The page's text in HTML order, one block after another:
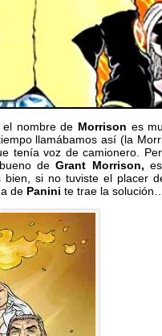
nombre de Morrison es
llamábamos así (la
tenía voz de camionero.
deGrant Morrison,
si no tuviste el placer
de Panini te trae la solución…